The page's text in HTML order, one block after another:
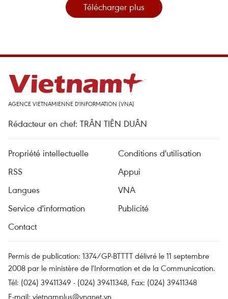
Télécharger plus
AGENCE VIETNAMIENNE D'INFORMATION (VNA)
Rédacteur en chef: TRÂN TIÊN DUÂN
Propriété intellectuelle
Conditions d'utilisation
RSS
Appui
Langues
VNA
Service d'information
Publicité
Contact
Permis de publication: 1374/GP-BTTTT délivré le 11 septembre
2008 par le ministère de l'Information et de la Communication.
Tél: (024) 39411349 - (024) 39411348, Fax: (024) 39411348
E-mail: vietnamplus@vnanet.vn